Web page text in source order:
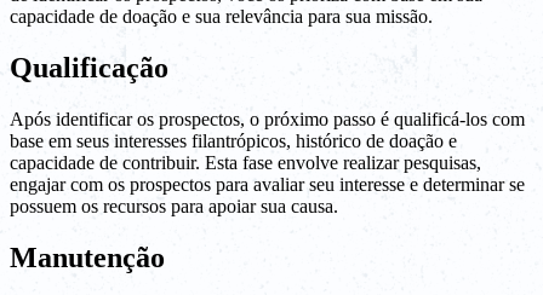
capacidade de doação e sua relevância para sua missão.
Qualificação
Após identificar os prospectos, o próximo passo é qualificá-los com
base em seus interesses filantrópicos, histórico de doação e
capacidade de contribuir. Esta fase envolve realizar pesquisas,
engajar com os prospectos para avaliar seu interesse e determinar se
possuem os recursos para apoiar sua causa.
Manutenção